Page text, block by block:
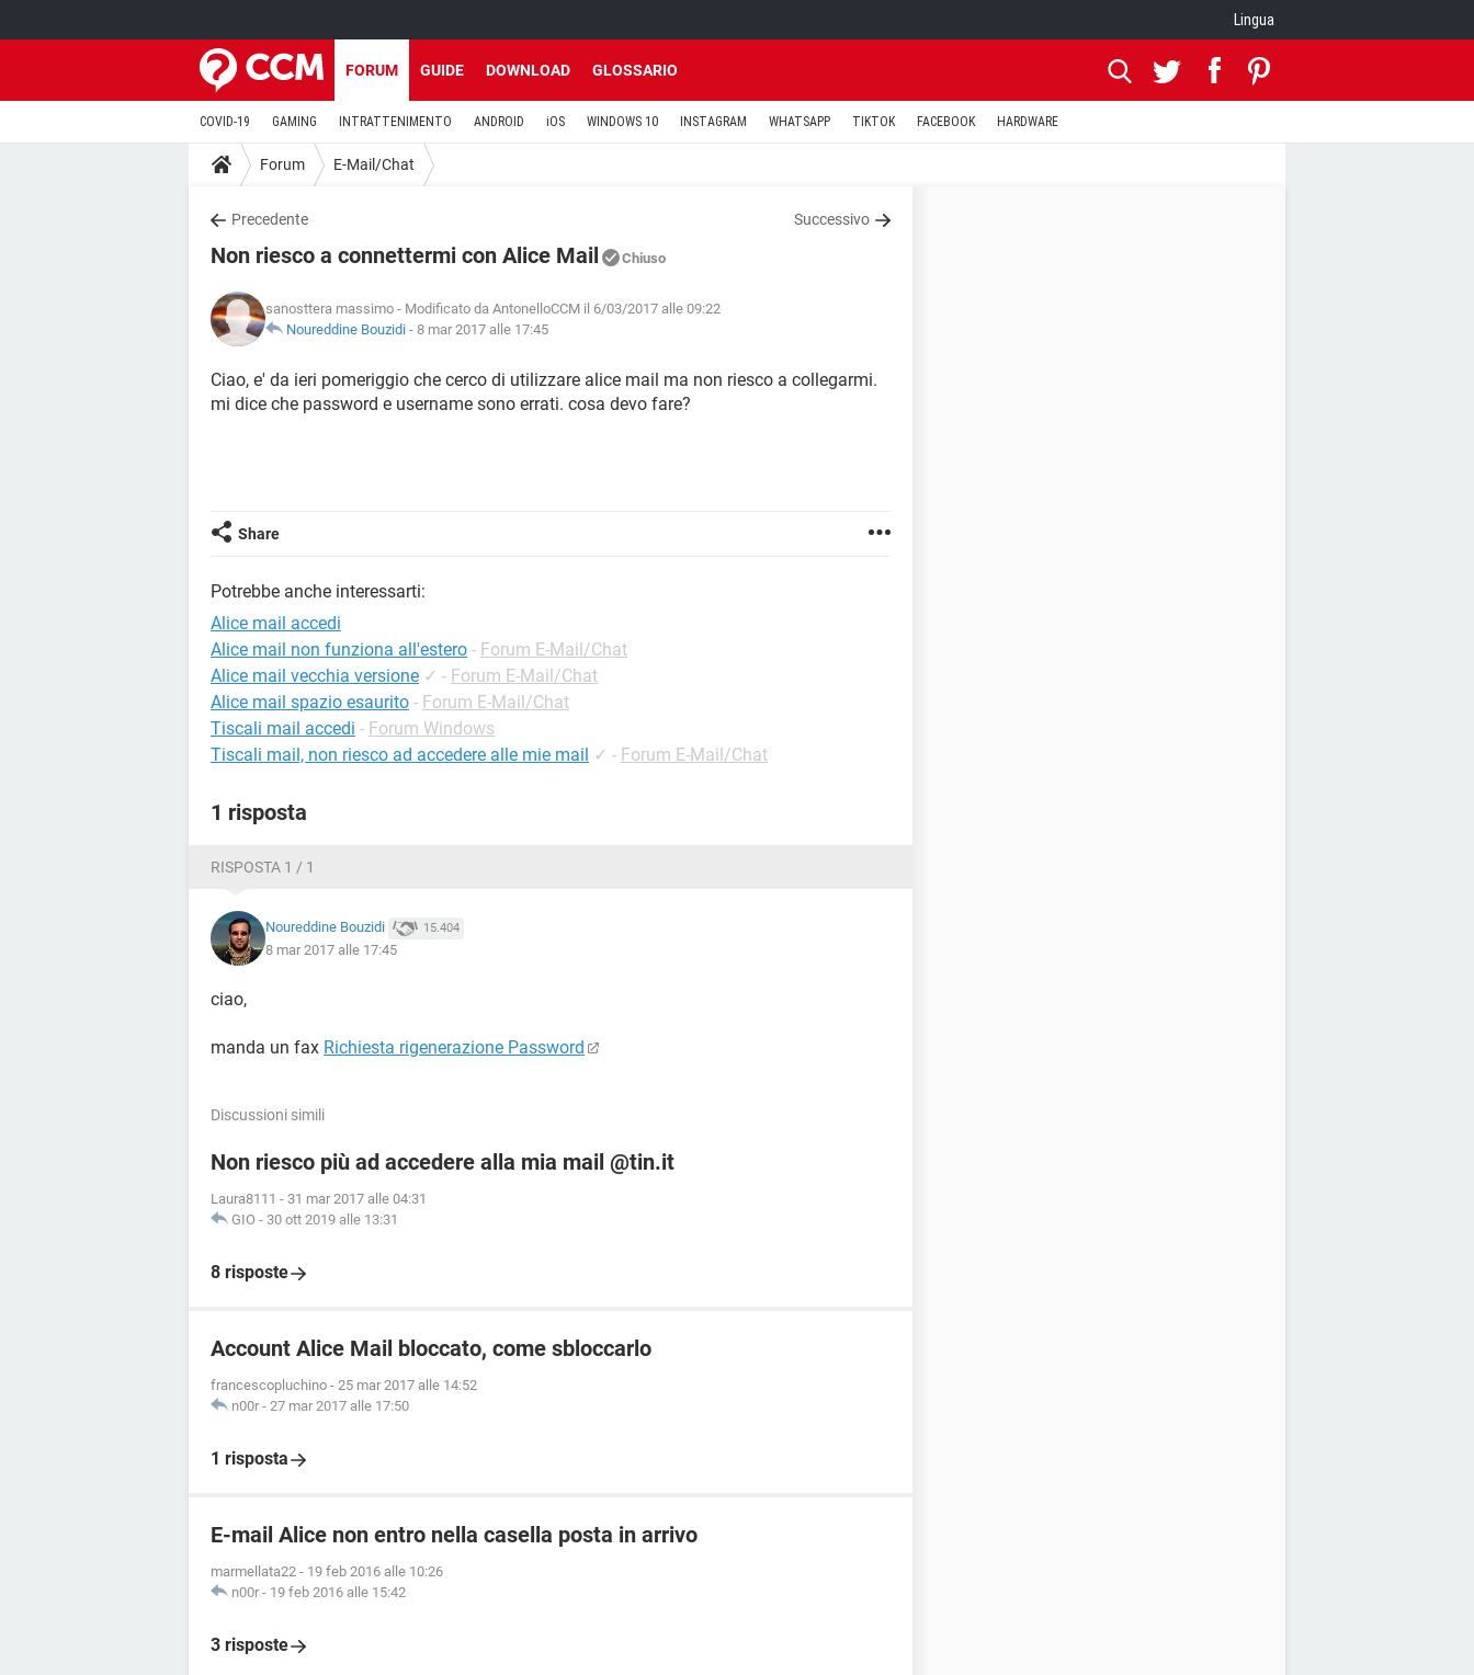
Lingua
FORUM GUIDE DOWNLOAD GLOSSARIO
COVID-19 GAMING INTRATTENIMENTO ANDROID iOS WINDOWS 10 INSTAGRAM WHATSAPP TIKTOK FACEBOOK HARDWARE
Forum E-Mail/Chat
Precedente Successivo
Non riesco a connettermi con Alice Mail Chiuso
sanosttera massimo - Modificato da AntonelloCCM il 6/03/2017 alle 09:22
Noureddine Bouzidi - 8 mar 2017 alle 17:45
Ciao, e' da ieri pomeriggio che cerco di utilizzare alice mail ma non riesco a collegarmi.
mi dice che password e username sono errati. cosa devo fare?
Share
Potrebbe anche interessarti:
Alice mail accedi
Alice mail non funziona all'estero - Forum E-Mail/Chat
Alice mail vecchia versione ✓ - Forum E-Mail/Chat
Alice mail spazio esaurito - Forum E-Mail/Chat
Tiscali mail accedi - Forum Windows
Tiscali mail, non riesco ad accedere alle mie mail ✓ - Forum E-Mail/Chat
1 risposta
RISPOSTA 1 / 1
Noureddine Bouzidi 15.404
8 mar 2017 alle 17:45
ciao,
manda un fax Richiesta rigenerazione Password
Discussioni simili
Non riesco più ad accedere alla mia mail @tin.it
Laura8111 - 31 mar 2017 alle 04:31
GIO - 30 ott 2019 alle 13:31
8 risposte
Account Alice Mail bloccato, come sbloccarlo
francescopluchino - 25 mar 2017 alle 14:52
n00r - 27 mar 2017 alle 17:50
1 risposta
E-mail Alice non entro nella casella posta in arrivo
marmellata22 - 19 feb 2016 alle 10:26
n00r - 19 feb 2016 alle 15:42
3 risposte